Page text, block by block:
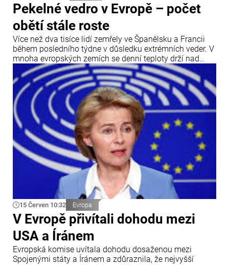
Pekelné vedro v Evropě – počet
obětí stále roste
Více než dva tisíce lidí zemřely ve Španělsku a Francii
během posledního týdne v důsledku extrémních veder. V
mnoha evropských zemích se denní teploty drží nad
hranicí 40 °C.
15 Červen 10:32 Evropa
V Evropě přivítali dohodu mezi
USA a Íránem
Evropská komise uvítala dohodu dosaženou mezi
Spojenými státy a Íránem a zdůraznila, že nejvyšší